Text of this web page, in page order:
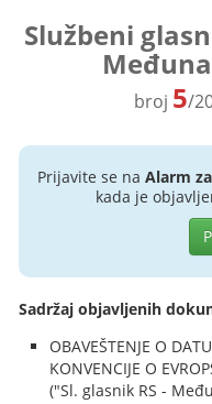
Službeni
broj 5/
Prijavite se na Alarm
kada je
Sadržaj objavljenih
OBAVEŠTENJE O
KONVENCIJE O
("Sl. glasnik RS -